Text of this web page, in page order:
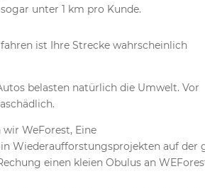
unter 1 km pro Kunde.
ist Ihre Strecke wahrscheinlich
belasten natürlich die Umwelt. Vor
WeForest, Eine
Wiederaufforstungsprojekten auf der
einen kleien Obulus an